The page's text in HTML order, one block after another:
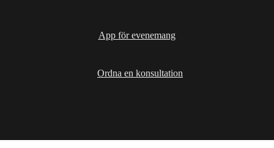
App för evenemang
Ordna en konsultation